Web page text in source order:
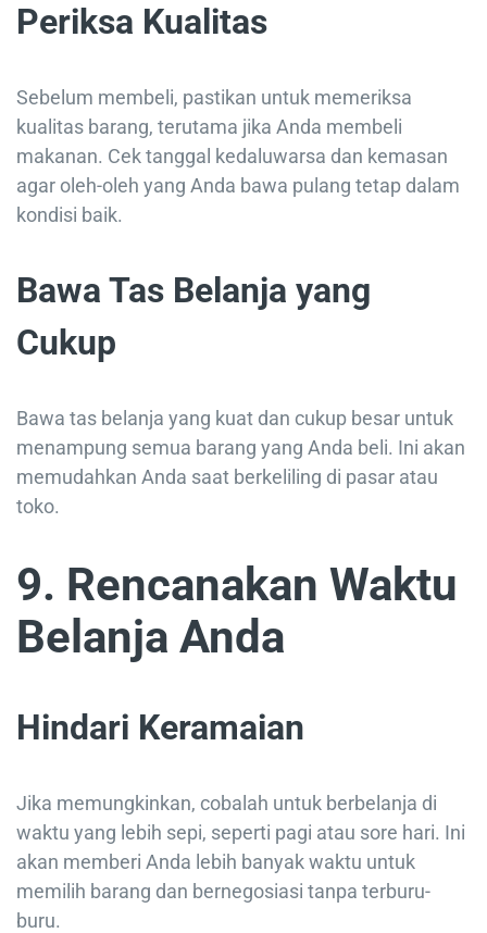
Periksa Kualitas
Sebelum membeli, pastikan untuk memeriksa
kualitas barang, terutama jika Anda membeli
makanan. Cek tanggal kedaluwarsa dan kemasan
agar oleh-oleh yang Anda bawa pulang tetap dalam
kondisi baik.
Bawa Tas Belanja yang
Cukup
Bawa tas belanja yang kuat dan cukup besar untuk
menampung semua barang yang Anda beli. Ini akan
memudahkan Anda saat berkeliling di pasar atau
toko.
9. Rencanakan Waktu
Belanja Anda
Hindari Keramaian
Jika memungkinkan, cobalah untuk berbelanja di
waktu yang lebih sepi, seperti pagi atau sore hari. Ini
akan memberi Anda lebih banyak waktu untuk
memilih barang dan bernegosiasi tanpa terburu-
buru.